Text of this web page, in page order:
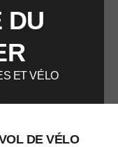
DU
ET VÉLO
DE VÉLO